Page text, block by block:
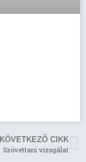
KÖVETKEZŐ CIKK
Szövettani vizsgálat